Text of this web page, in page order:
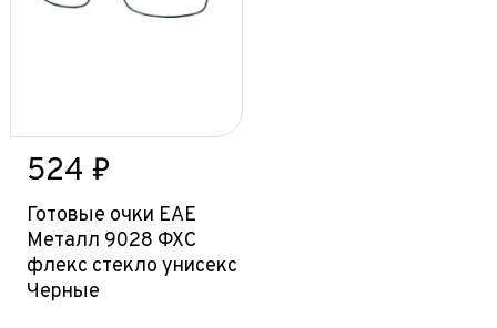
524 ₽
Готовые очки ЕАЕ
Металл 9028 ФХС
флекс стекло унисекс
Черные